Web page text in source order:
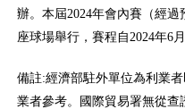
辦。本屆2024年會內賽（經
座球場舉行，賽程自2024年6月
備註:經濟部駐外單位為利業
業者參考。國際貿易署無從